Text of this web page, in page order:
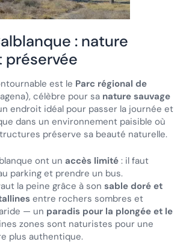
: nature
préservée
est le Parc régional de
célèbre pour sa nature sauvage
endroit idéal pour passer la journée et
dans un environnement paisible où
préserve sa beauté naturelle.
ont un accès limité : il faut
parking et prendre un bus.
la peine grâce à son sable doré et
entre rochers sombres et
— un paradis pour la plongée et le
zones sont naturistes pour une
plus authentique.